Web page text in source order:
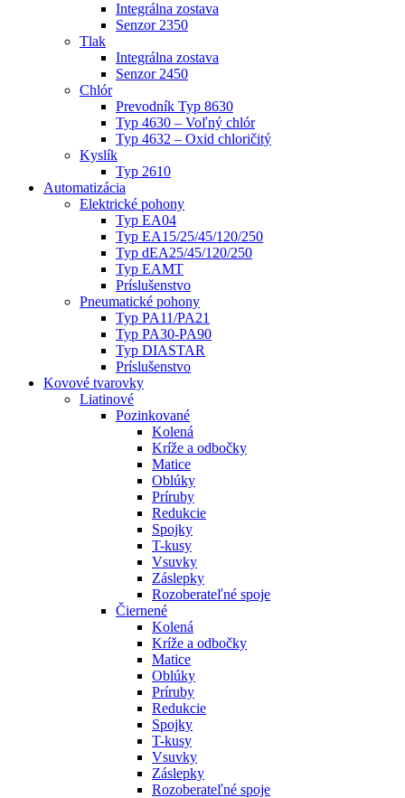
Integrálna zostava
Senzor 2350
Tlak
Integrálna zostava
Senzor 2450
Chlór
Prevodník Typ 8630
Typ 4630 – Voľný chlór
Typ 4632 – Oxid chloričitý
Kyslík
Typ 2610
Automatizácia
Elektrické pohony
Typ EA04
Typ EA15/25/45/120/250
Typ dEA25/45/120/250
Typ EAMT
Príslušenstvo
Pneumatické pohony
Typ PA11/PA21
Typ PA30-PA90
Typ DIASTAR
Príslušenstvo
Kovové tvarovky
Liatinové
Pozinkované
Kolená
Kríže a odbočky
Matice
Oblúky
Príruby
Redukcie
Spojky
T-kusy
Vsuvky
Záslepky
Rozoberateľné spoje
Čiernené
Kolená
Kríže a odbočky
Matice
Oblúky
Príruby
Redukcie
Spojky
T-kusy
Vsuvky
Záslepky
Rozoberateľné spoje